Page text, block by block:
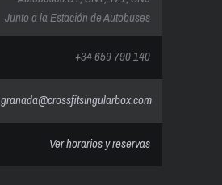
Junto a la Estación de Autobuses
+34 659 790 140
granada@crossfitsingularbox.com
Ver horarios y reservas